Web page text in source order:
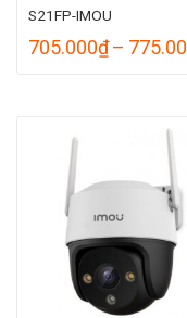
S21FP-IMOU
705.000₫ –